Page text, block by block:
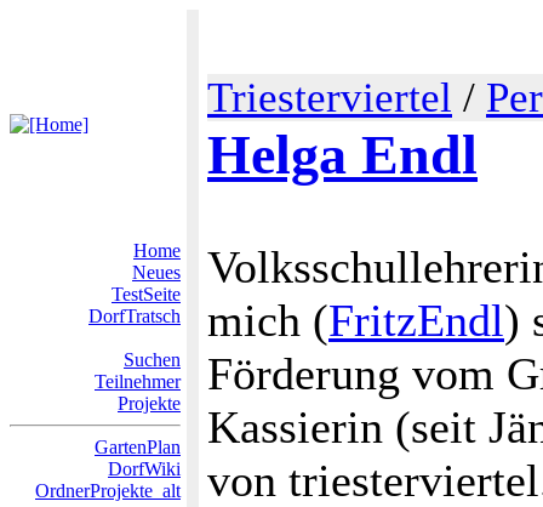
Triesterviertel /
Helga Endl
Home
Neues
TestSeite
DorfTratsch
Suchen
Teilnehmer
Projekte
GartenPlan
DorfWiki
OrdnerProjekte_alt
mich (FritzEndl)
Förderung vom
Kassierin (seit
von